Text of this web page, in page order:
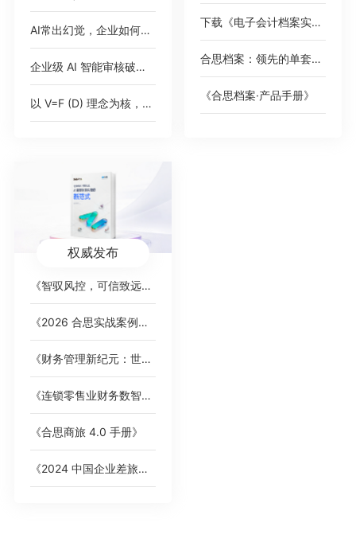
AI常出幻觉，企业如何应对？
企业级 AI 智能审核破解 2000 + 高端女装门店费控痛点，树连锁零售数智化新标杆
以 V=F (D) 理念为核，AI 对话式填单破报销痛点，驱动财务数智化价值跃迁
下载《电子会计档案实践案例集》
合思档案：领先的单套制电子会计档案管理平台
《合思档案·产品手册》
权威发布
《智驭风控，可信致远：AI 重塑财务内控的新范式》白皮书
《2026 合思实战案例集》，覆盖全行业标杆客户
《财务管理新纪元：世界一流企业的智能费控卓越之道》
《连锁零售业财务数智化趋势洞察》白皮书
《合思商旅 4.0 手册》
《2024 中国企业差旅管控分析报告》